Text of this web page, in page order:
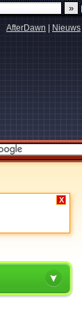
AfterDawn Nieuws
X